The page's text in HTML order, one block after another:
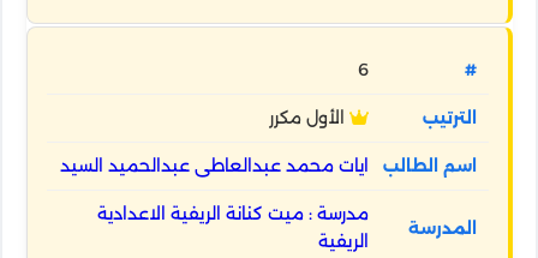
6
الأول مكرر
ايات محمد عبدالعاطى عبدالحميد السيد
مدرسة : ميت كنانة الريفية الاعدادية
الريفية